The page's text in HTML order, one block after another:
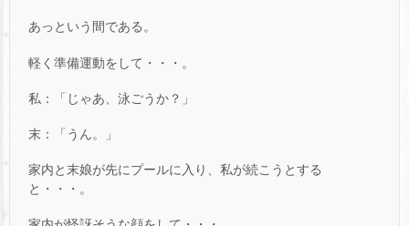
あっという間である。
軽く準備運動をして・・・。
私：「じゃあ、泳ごうか？」
末：「うん。」
家内と末娘が先にプールに入り、私が続こうとする
と・・・。